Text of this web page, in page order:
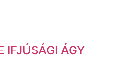
IFJÚSÁGI ÁGY